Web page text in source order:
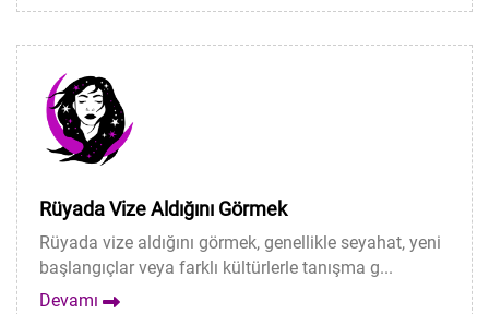
Rüyada Vize Aldığını Görmek
Rüyada vize aldığını görmek, genellikle seyahat, yeni
başlangıçlar veya farklı kültürlerle tanışma g...
Devamı